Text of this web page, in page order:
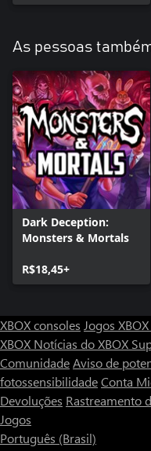
As pessoas
Dark Deception:
Monsters & Mortals
R$18,45+
XBOX consoles Jogos XBOX
XBOX Notícias do XBOX
ComunidadeAviso de
fotossensibilidadeConta
Devoluções Rastreamento
Jogos
Português (Brasil)